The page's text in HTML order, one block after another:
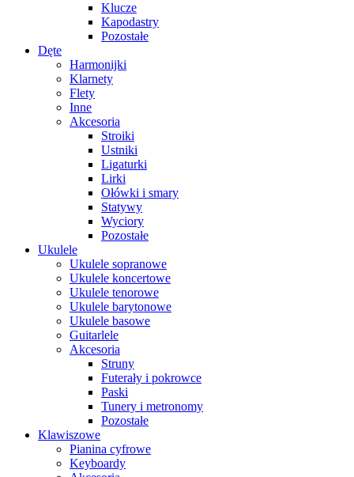
Klucze
Kapodastry
Pozostałe
Dęte
Harmonijki
Klarnety
Flety
Inne
Akcesoria
Stroiki
Ustniki
Ligaturki
Lirki
Ołówki i smary
Statywy
Wyciory
Pozostałe
Ukulele
Ukulele sopranowe
Ukulele koncertowe
Ukulele tenorowe
Ukulele barytonowe
Ukulele basowe
Guitarlele
Akcesoria
Struny
Futerały i pokrowce
Paski
Tunery i metronomy
Pozostałe
Klawiszowe
Pianina cyfrowe
Keyboardy